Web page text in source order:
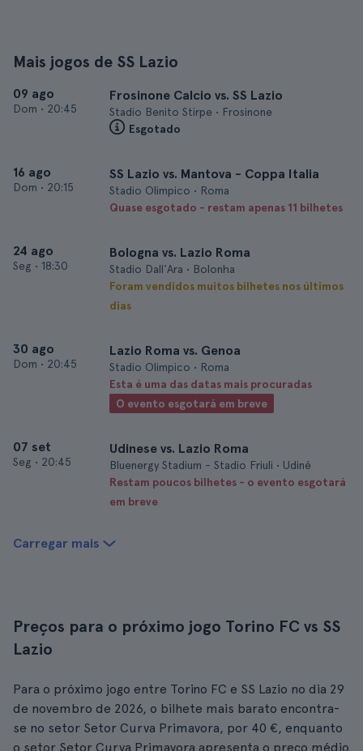
Mais jogos de SS Lazio
09 ago
Dom • 20:45
Frosinone Calcio vs. SS Lazio
Stadio Benito Stirpe • Frosinone
Esgotado
16 ago
Dom • 20:15
SS Lazio vs. Mantova - Coppa Italia
Stadio Olimpico • Roma
Quase esgotado - restam apenas 11 bilhetes
24 ago
Seg • 18:30
Bologna vs. Lazio Roma
Stadio Dall'Ara • Bolonha
Foram vendidos muitos bilhetes nos últimos
dias
30 ago
Dom • 20:45
Lazio Roma vs. Genoa
Stadio Olimpico • Roma
Esta é uma das datas mais procuradas
O evento esgotará em breve
07 set
Seg • 20:45
Udinese vs. Lazio Roma
Bluenergy Stadium - Stadio Friuli • Udiné
Restam poucos bilhetes - o evento esgotará
em breve
Carregar mais
Preços para o próximo jogo Torino FC vs SS
Lazio
Para o próximo jogo entre Torino FC e SS Lazio no dia 29
de novembro de 2026, o bilhete mais barato encontra-
se no setor Setor Curva Primavora, por 40 €, enquanto
o setor Setor Curva Primavora apresenta o preço médio